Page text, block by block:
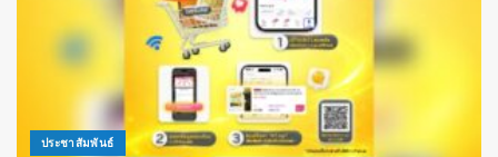
ประชาสัมพันธ์